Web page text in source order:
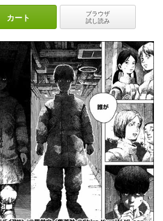
カート
ブラウザ
試し読み